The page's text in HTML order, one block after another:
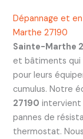
Dépannage et
Marthe 27190
Sainte-Marthe
et bâtiments
pour leurs
cumulus. Notre
27190 intervient
pannes de
thermostat.